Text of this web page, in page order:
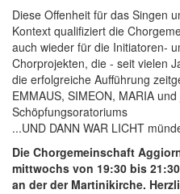
Diese Offenheit für das Singen
Kontext qualifiziert die
auch wieder für die Initiatoren-
Chorprojekten, die - seit vielen
die erfolgreiche Aufführung
EMMAUS, SIMEON, MARIA
Schöpfungsoratoriums
...UND DANN WAR LICHT
Die Chorgemeinschaft
mittwochs von 19:30 bis
an der der Martinikirche.